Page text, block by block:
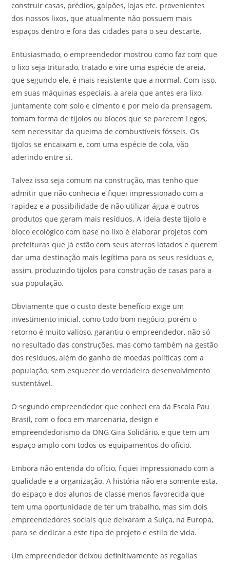
construir casas, prédios, galpões, lojas etc. provenientes
dos nossos lixos, que atualmente não possuem mais
espaços dentro e fora das cidades para o seu descarte.
Entusiasmado, o empreendedor mostrou como faz com que
o lixo seja triturado, tratado e vire uma espécie de areia,
que segundo ele, é mais resistente que a normal. Com isso,
em suas máquinas especiais, a areia que antes era lixo,
juntamente com solo e cimento e por meio da prensagem,
tomam forma de tijolos ou blocos que se parecem Legos,
sem necessitar da queima de combustíveis fósseis. Os
tijolos se encaixam e, com uma espécie de cola, vão
aderindo entre si.
Talvez isso seja comum na construção, mas tenho que
admitir que não conhecia e fiquei impressionado com a
rapidez e a possibilidade de não utilizar água e outros
produtos que geram mais resíduos. A ideia deste tijolo e
bloco ecológico com base no lixo é elaborar projetos com
prefeituras que já estão com seus aterros lotados e querem
dar uma destinação mais legítima para os seus resíduos e,
assim, produzindo tijolos para construção de casas para a
sua população.
Obviamente que o custo deste benefício exige um
investimento inicial, como todo bom negócio, porém o
retorno é muito valioso, garantiu o empreendedor, não só
no resultado das construções, mas como também na gestão
dos resíduos, além do ganho de moedas políticas com a
população, sem esquecer do verdadeiro desenvolvimento
sustentável.
O segundo empreendedor que conheci era da Escola Pau
Brasil, com o foco em marcenaria, design e
empreendedorismo da ONG Gira Solidário, e que tem um
espaço amplo com todos os equipamentos do ofício.
Embora não entenda do ofício, fiquei impressionado com a
qualidade e a organização. A história não era somente esta,
do espaço e dos alunos de classe menos favorecida que
tem uma oportunidade de ter um trabalho, mas sim dois
empreendedores sociais que deixaram a Suíça, na Europa,
para se dedicar a este tipo de projeto e estilo de vida.
Um empreendedor deixou definitivamente as regalias